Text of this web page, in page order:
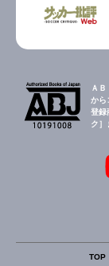
Ａ
から
登録
ク］
TOP